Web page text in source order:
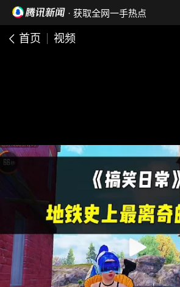
· 获取全网一手热点
首页 视频